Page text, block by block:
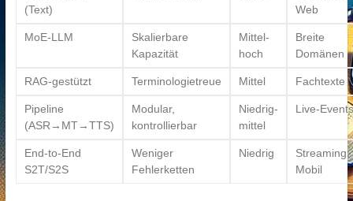
(Text)
Web
MoE-LLM
Skalierbare
Kapazität
Mittel-
hoch
Breite
Domänen
RAG-gestützt Terminologietreue Mittel Fachtexte
Pipeline
(ASR→MT→TTS)
Modular,
kontrollierbar
Niedrig-
mittel
Live-Events
End-to-End
S2T/S2S
Weniger
Fehlerketten
Niedrig
Streaming,
Mobil